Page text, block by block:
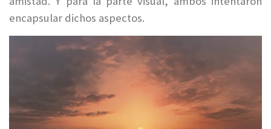
encapsular dichos aspectos.